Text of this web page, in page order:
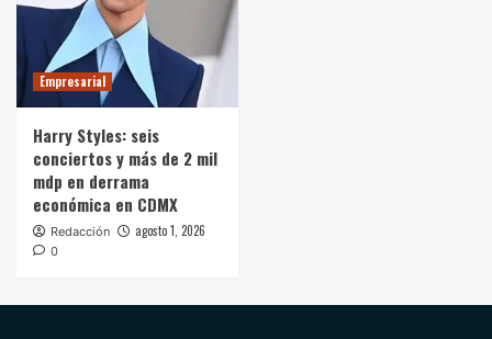
Empresarial
Harry Styles: seis
conciertos y más de 2 mil
mdp en derrama
económica en CDMX
Redacción agosto 1, 2026
0